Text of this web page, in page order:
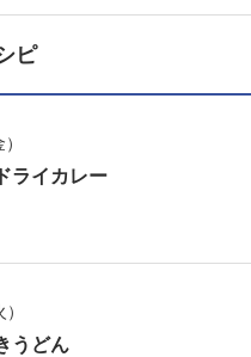
ピ
ライカレー
うどん